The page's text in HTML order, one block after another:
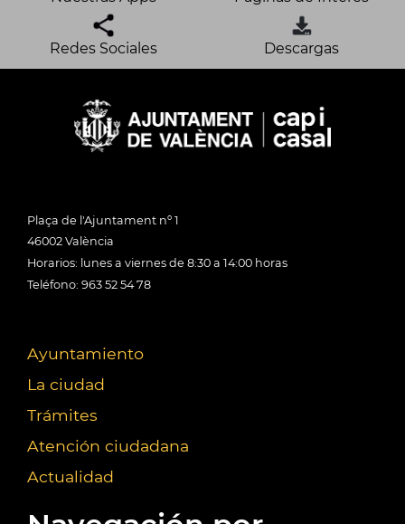
Redes Sociales Descargas
Plaça de l'Ajuntament nº 1
46002 València
Horarios: lunes a viernes de 8:30 a 14:00 horas
Teléfono: 963 52 54 78
Ayuntamiento
La ciudad
Trámites
Atención ciudadana
Actualidad